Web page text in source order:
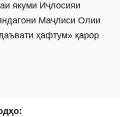
якуми Иҷлосияи
Маҷлиси Олии
ҳафтум» қарор